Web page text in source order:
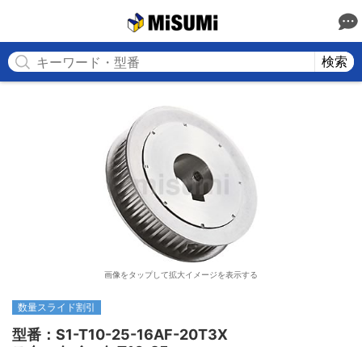
検索
画像をタップして拡大イメージを表示する
数量スライド割引
型番：S1-T10-25-16AF-20T3X